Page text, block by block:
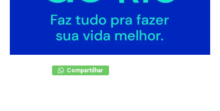
Compartilhar